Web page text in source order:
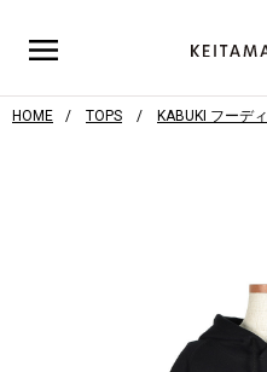
HOME TOPS KABUKI フーディ